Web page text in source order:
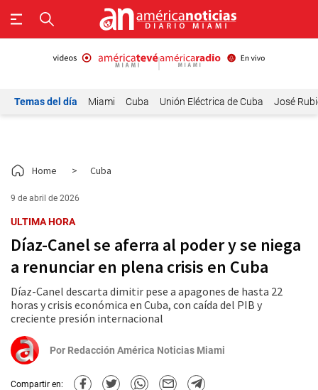
Temas del día Miami Cuba Unión Eléctrica de Cuba José
Home > Cuba
9 de abril de 2026
ULTIMA HORA
Díaz-Canel se aferra al poder y se niega
a renunciar en plena crisis en Cuba
Díaz-Canel descarta dimitir pese a apagones de hasta 22
horas y crisis económica en Cuba, con caída del PIB y
creciente presión internacional
Por Redacción América Noticias Miami
Compartir en: